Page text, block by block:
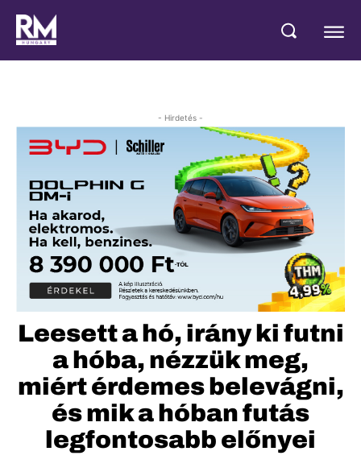
- Hirdetés -
Leesett a hó, irány ki futni
a hóba, nézzük meg,
miért érdemes belevágni,
és mik a hóban futás
legfontosabb előnyei